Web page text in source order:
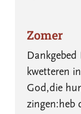
Zomer
kwetteren
God,die
zingen:heb